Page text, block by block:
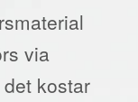
via
kostar